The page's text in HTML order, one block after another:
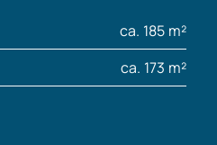
ca. 185 m²
ca. 173 m²